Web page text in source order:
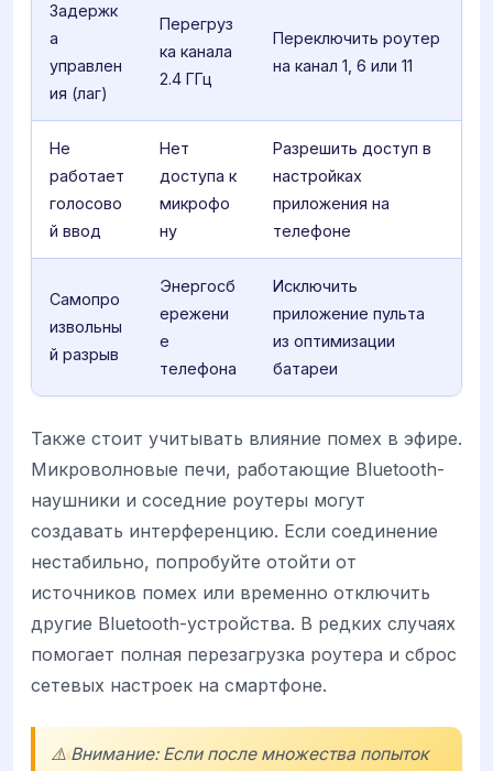
Задержк
а
управлен
ия (лаг)
Перегруз
ка канала
2.4 ГГц
Переключить роутер
на канал 1, 6 или 11
Не
работает
голосово
й ввод
Нет
доступа к
микрофо
ну
Разрешить доступ в
настройках
приложения на
телефоне
Самопро
извольны
й разрыв
Энергосб
ережени
е
телефона
Исключить
приложение пульта
из оптимизации
батареи
Также стоит учитывать влияние помех в эфире.
Микроволновые печи, работающие Bluetooth-
наушники и соседние роутеры могут
создавать интерференцию. Если соединение
нестабильно, попробуйте отойти от
источников помех или временно отключить
другие Bluetooth-устройства. В редких случаях
помогает полная перезагрузка роутера и сброс
сетевых настроек на смартфоне.
⚠️ Внимание: Если после множества попыток